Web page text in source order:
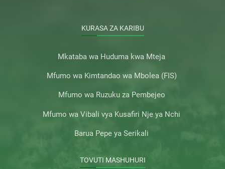
KURASA ZA KARIBU
Mkataba wa Huduma kwa Mteja
Mfumo wa Kimtandao wa Mbolea (FIS)
Mfumo wa Ruzuku za Pembejeo
Mfumo wa Vibali vya Kusafiri Nje ya Nchi
Barua Pepe ya Serikali
TOVUTI MASHUHURI